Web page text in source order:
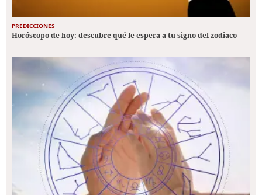
PREDICCIONES
Horóscopo de hoy: descubre qué le espera a tu signo del zodiaco